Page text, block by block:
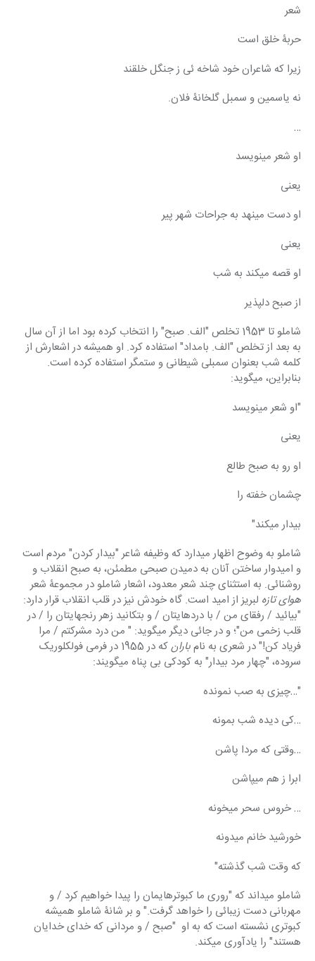
شعر
حربۀ خلق است
زیرا که شاعران خود شاخه ئی ز جنگل خلقند
نه یاسمین و سمبل گلخانۀ فلان.
…
او شعر مینویسد
یعنی
او دست مینهد به جراحات شهر پیر
یعنی
او قصه میکند به شب
از صبح دلپذیر
شاملو تا 1953 تخلص "الف. صبح" را انتخاب کرده بود اما از آن سال
به بعد از تخلص "الف. بامداد" استفاده کرد. او همیشه در اشعارش از
کلمه شب بعنوان سمبلی شیطانی و ستمگر استفاده کرده است.
بنابراین، میگوید:
"او شعر مینویسد
یعنی
او رو به صبح طالع
چشمان خفته را
بیدار میکند"
شاملو به وضوح اظهار میدارد که وظیفه شاعر "بیدار کردن" مردم است
و امیدوار ساختن آنان به دمیدن صبحی مطمئن، به صبح انقلاب و
روشنائی. به استثنای چند شعر معدود، اشعار شاملو در مجموعۀ شعر
هوای تازه لبریز از امید است. گاه خودش نیز در قلب انقلاب قرار دارد:
"بیائید / رفقای من / با دردهایتان / و بتکانید زهر رنجهایتان را / در
قلب زخمی من"؛ و در جائی دیگر میگوید: " من درد مشرکتم / مرا
فریاد کن!" در شعری به نام باران
که در 1955 در فرمی فولکلوریک
سروده، "چهار مرد بیدار" به کودکی بی پناه میگویند:
"…چیزی به صب نمونده
…کی دیده شب بمونه
…وقتی که مردا پاشن
ابرا ز هم میپاشن
… خروس سحر میخونه
خورشید خانم میدونه
که وقت شب گذشته"
شاملو میداند که "روری ما کبوترهایمان را پیدا خواهیم کرد / و
مهربانی دست زیبائی را خواهد گرفت." و بر شانۀ شاملو همیشه
کبوتری نشسته است که به او  "صبح / و مردانی که خدای خدایان
هستند" را یادآوری میکند.